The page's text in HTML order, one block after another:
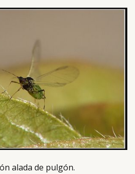
alada de pulgón.